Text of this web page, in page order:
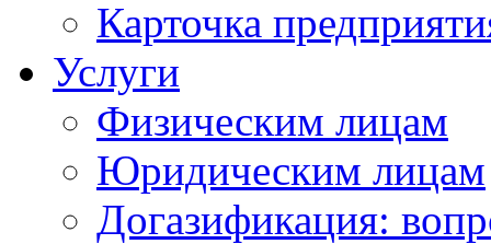
Карточка
Услуги
Физическим лицам
Юридическим лицам
Догазификация: